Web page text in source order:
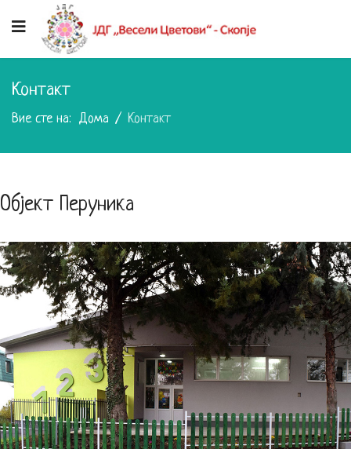
Контакт
Вие сте на: Дома Контакт
Објект Перуника